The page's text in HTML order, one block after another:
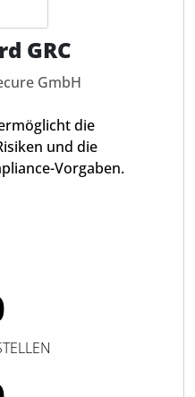
GRC
GmbH
die
und die
Vorgaben.